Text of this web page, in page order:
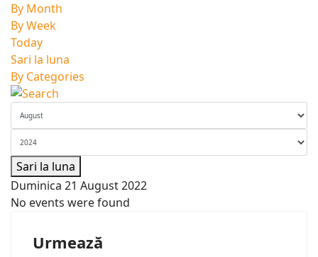
By Month
By Week
Today
Sari la luna
By Categories
Sari la luna
Duminica 21 August 2022
No events were found
Urmează